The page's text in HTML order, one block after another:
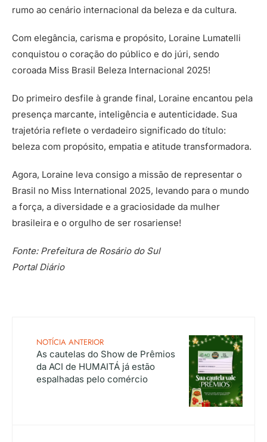
rumo ao cenário internacional da beleza e da cultura.
Com elegância, carisma e propósito, Loraine Lumatelli
conquistou o coração do público e do júri, sendo
coroada Miss Brasil Beleza Internacional 2025!
Do primeiro desfile à grande final, Loraine encantou pela
presença marcante, inteligência e autenticidade. Sua
trajetória reflete o verdadeiro significado do título:
beleza com propósito, empatia e atitude transformadora.
Agora, Loraine leva consigo a missão de representar o
Brasil no Miss International 2025, levando para o mundo
a força, a diversidade e a graciosidade da mulher
brasileira e o orgulho de ser rosariense!
Fonte: Prefeitura de Rosário do Sul
Portal Diário
NOTÍCIA ANTERIOR
As cautelas do Show de Prêmios
da ACI de HUMAITÁ já estão
espalhadas pelo comércio